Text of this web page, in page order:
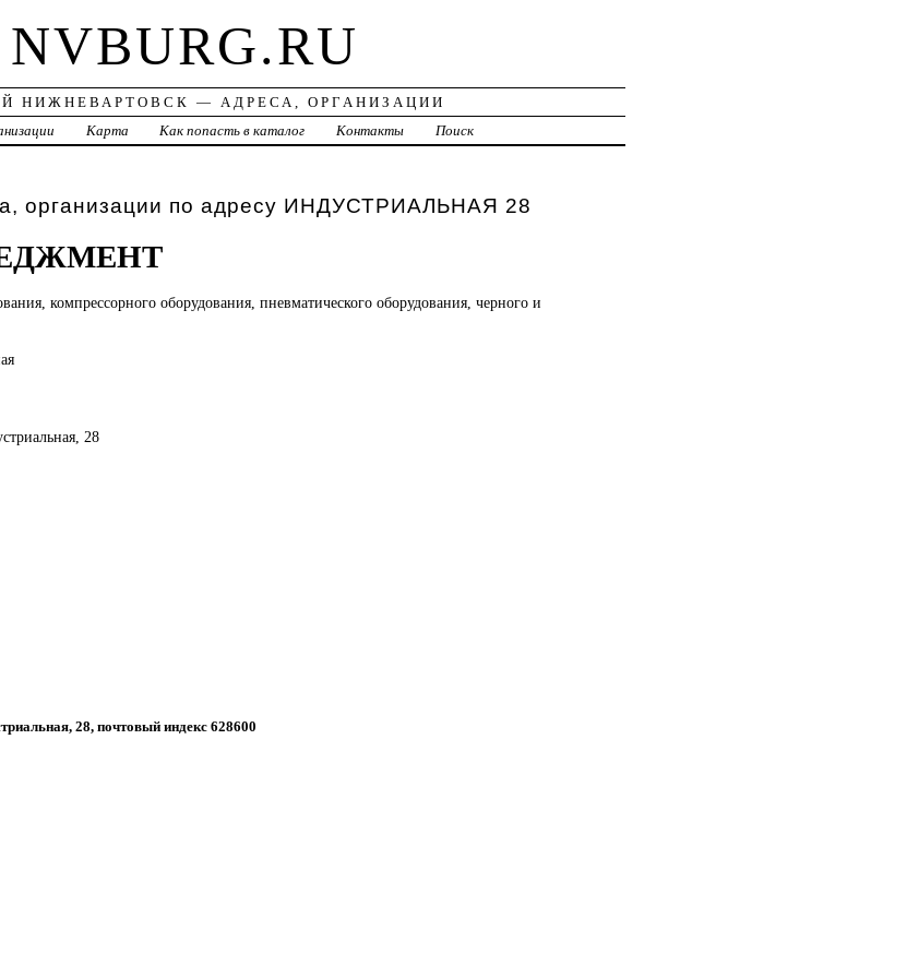
NVBURG.RU
НИЖНЕВАРТОВСК — АДРЕСА, ОРГАНИЗАЦИИ
Карта Как попасть в каталог Контакты Поиск
организации по адресу ИНДУСТРИАЛЬНАЯ 28
компрессорного оборудования, пневматического оборудования, черного и
28
28, почтовый индекс 628600